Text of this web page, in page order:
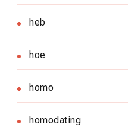
heb
hoe
homo
homodating